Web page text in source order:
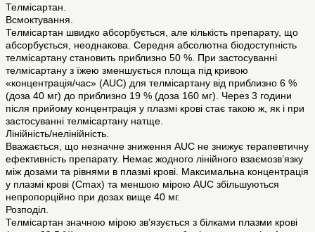
Телміcартан.
Всмоктування.
Телмісартан швидко абсорбується, але кількість препарату, що
абсорбується, неоднакова. Середня абсолютна біодоступність
телмісартану становить приблизно 50 %. При застосуванні
телмісартану з їжею зменшується площа під кривою
«концентрація/час» (AUC) для телмісартану від приблизно 6 %
(доза 40 мг) до приблизно 19 % (доза 160 мг). Через 3 години
після прийому концентрація у плазмі крові стає такою ж, як і при
застосуванні телмісартану натще.
Лінійність/нелінійність.
Вважається, що незначне зниження AUC не знижує терапевтичну
ефективність препарату. Немає жодного лінійного взаємозв’язку
між дозами та рівнями в плазмі крові. Максимальна концентрація
у плазмі крові (Cmax) та меншою мірою AUC збільшуються
непропорційно при дозах вище 40 мг.
Розподіл.
Телмісартан значною мірою зв’язується з білками плазми крові